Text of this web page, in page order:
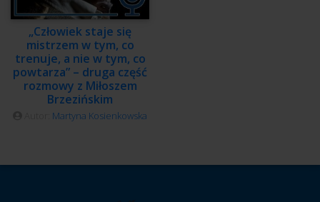
„Człowiek staje się
mistrzem w tym, co
trenuje, a nie w tym, co
powtarza” – druga część
rozmowy z Miłoszem
Brzezińskim
Martyna Kosienkowska